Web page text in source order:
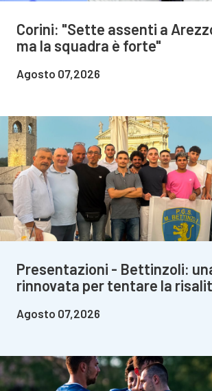
Corini: "Sette assenti a
ma la squadra è forte"
Agosto 07,2026
Presentazioni - Bettinzoli:
rinnovata per tentare la
Agosto 07,2026